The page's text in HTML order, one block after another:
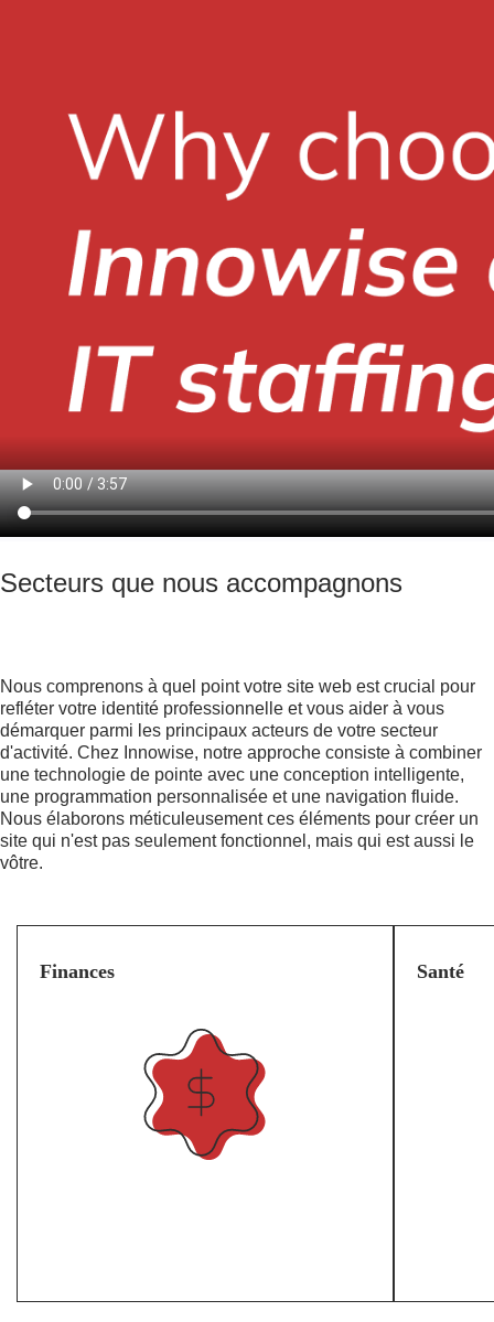
Secteurs que nous accompagnons
Nous comprenons à quel point votre site web est crucial pour
refléter votre identité professionnelle et vous aider à vous
démarquer parmi les principaux acteurs de votre secteur
d'activité. Chez Innowise, notre approche consiste à combiner
une technologie de pointe avec une conception intelligente,
une programmation personnalisée et une navigation fluide.
Nous élaborons méticuleusement ces éléments pour créer un
site qui n'est pas seulement fonctionnel, mais qui est aussi le
vôtre.
Finances Santé